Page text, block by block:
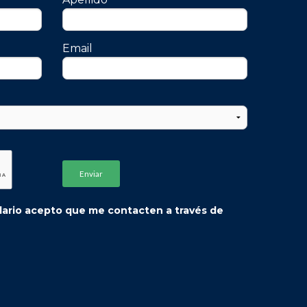
Email
acepto que me contacten a través de